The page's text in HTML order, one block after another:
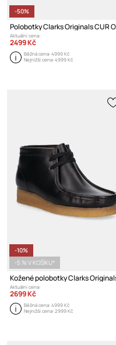
-50%
Aktuální cena:
2499 Kč
Běžná cena:4999 Kč
Nejnižší cena:4999 Kč
-10%
-5 % V KOŠÍKU*
Aktuální cena:
2699 Kč
Běžná cena:4999 Kč
Nejnižší cena:2999 Kč